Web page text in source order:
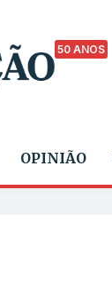
50 ANOS
OPINIÃO